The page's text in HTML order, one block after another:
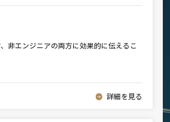
非エンジニアの両方に効果的に伝えるこ
詳細を見る